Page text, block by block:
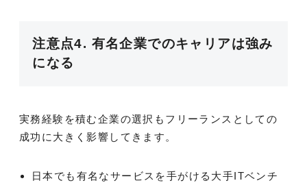
注意点4. 有名企業でのキャリアは強み
になる
実務経験を積む企業の選択もフリーランスとしての
成功に大きく影響してきます。
日本でも有名なサービスを手がける大手ITベンチ